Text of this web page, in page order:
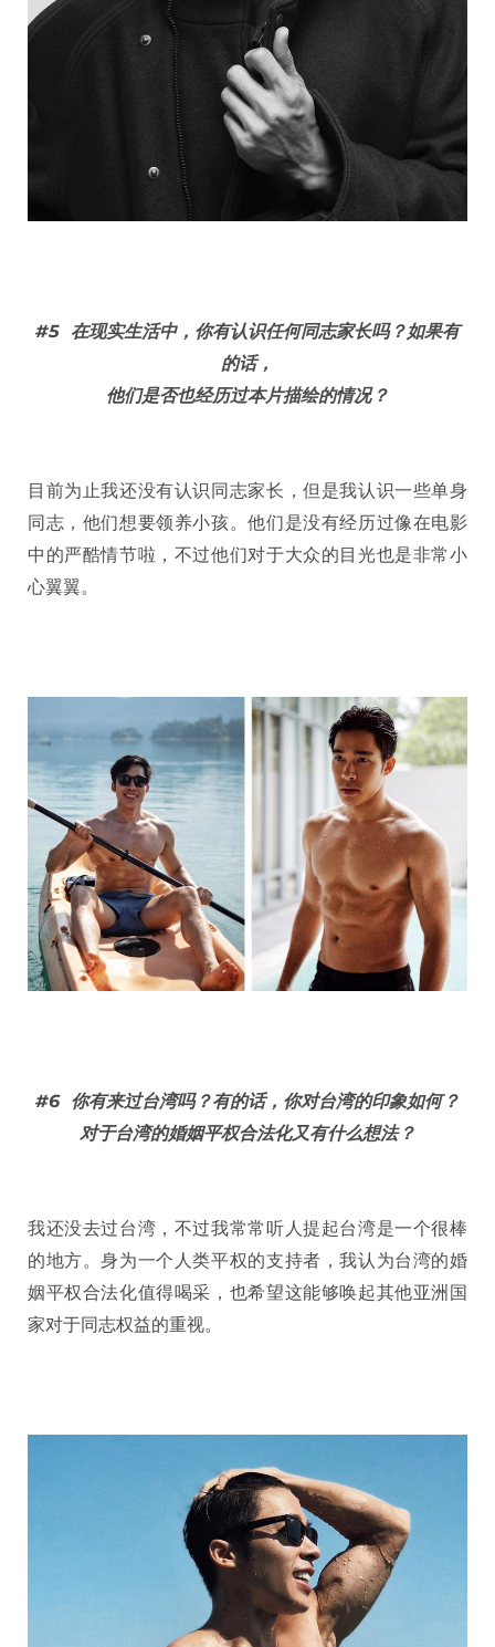
#5 在现实生活中，你有认识任何同志家长吗？如果有
的话，
他们是否也经历过本片描绘的情况？
目前为止我还没有认识同志家长，但是我认识一些单身
同志，他们想要领养小孩。他们是没有经历过像在电影
中的严酷情节啦，不过他们对于大众的目光也是非常小
心翼翼。
#6 你有来过台湾吗？有的话，你对台湾的印象如何？
对于台湾的婚姻平权合法化又有什么想法？
我还没去过台湾，不过我常常听人提起台湾是一个很棒
的地方。身为一个人类平权的支持者，我认为台湾的婚
姻平权合法化值得喝采，也希望这能够唤起其他亚洲国
家对于同志权益的重视。